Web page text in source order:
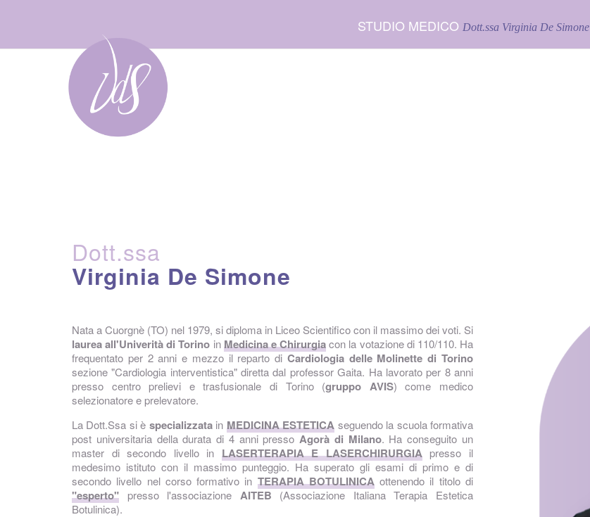
contenuto
STUDIO MEDICO Dott.ssa Virginia De Simone
Home
Dott.ssa
Virginia De Simone
Nata a Cuorgnè (TO) nel 1979, si diploma in Liceo Scientifico con il massimo dei voti. Si
laurea all'Univerità di Torino inMedicina e Chirurgiacon la votazione di 110/110. Ha
frequentato per 2 anni e mezzo il reparto di Cardiologia delle Molinette di Torino
sezione "Cardiologia interventistica" diretta dal professor Gaita. Ha lavorato per 8 anni
presso centro prelievi e trasfusionale di Torino (gruppo AVIS) come medico
selezionatore e prelevatore.
La Dott.Ssa si è specializzatain MEDICINA ESTETICA seguendo la scuola formativa
post universitaria della durata di 4 anni presso Agorà di Milano. Ha conseguito un
master di secondo livello in LASERTERAPIA E LASERCHIRURGIApresso il
medesimo istituto con il massimo punteggio. Ha superato gli esami di primo e di
secondo livello nel corso formativo in TERAPIA BOTULINICAottenendo il titolo di
"esperto" presso l'associazione AITEB (Associazione Italiana Terapia Estetica
Botulinica).